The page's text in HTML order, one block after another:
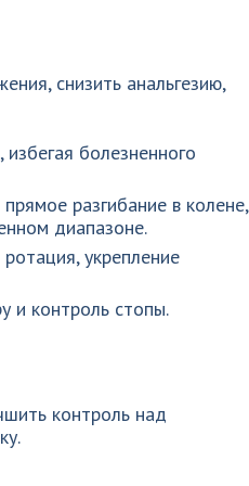
снизить анальгезию,
болезненного
разгибание в колене,
диапазоне.
укрепление
и контроль стопы.
контроль над